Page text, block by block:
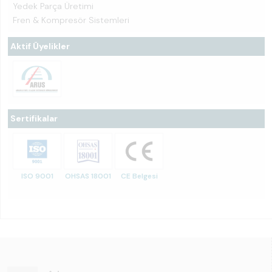
Yedek Parça Üretimi
Fren & Kompresör Sistemleri
Aktif Üyelikler
Sertifikalar
ISO 9001 OHSAS 18001 CE Belgesi